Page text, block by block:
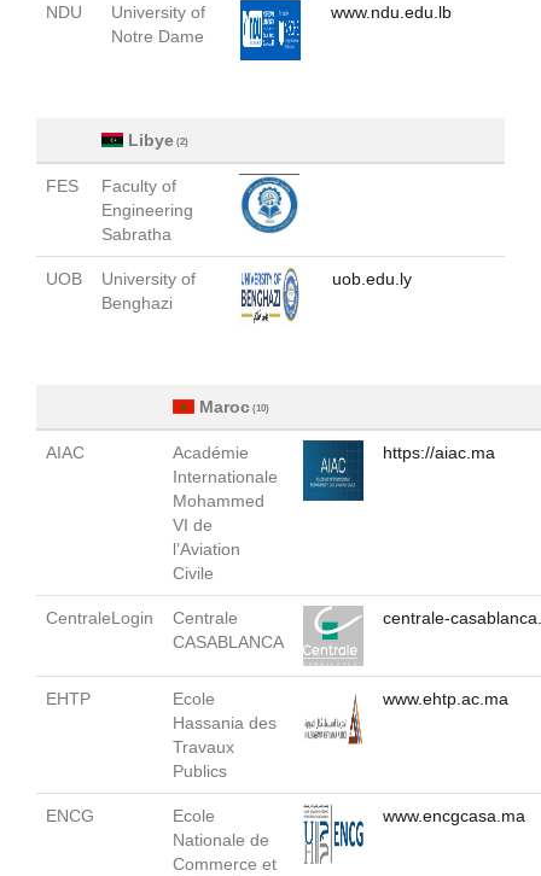
NDU
University of
Notre Dame
www.ndu.edu.lb
Libye (2)
FES
Faculty of
Engineering
Sabratha
UOB
University of
Benghazi
uob.edu.ly
Maroc (10)
AIAC
Académie
Internationale
Mohammed
VI de
l’Aviation
Civile
https://aiac.ma
CentraleLogin
Centrale
CASABLANCA
centrale-
EHTP
Ecole
Hassania des
Travaux
Publics
www.ehtp.ac.ma
ENCG
Ecole
Nationale de
Commerce et
www.encgcasa.ma